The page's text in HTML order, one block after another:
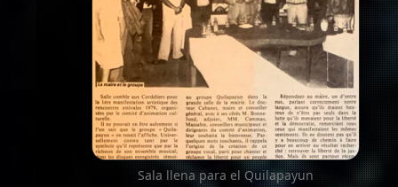
Sala llena para el Quilapayun